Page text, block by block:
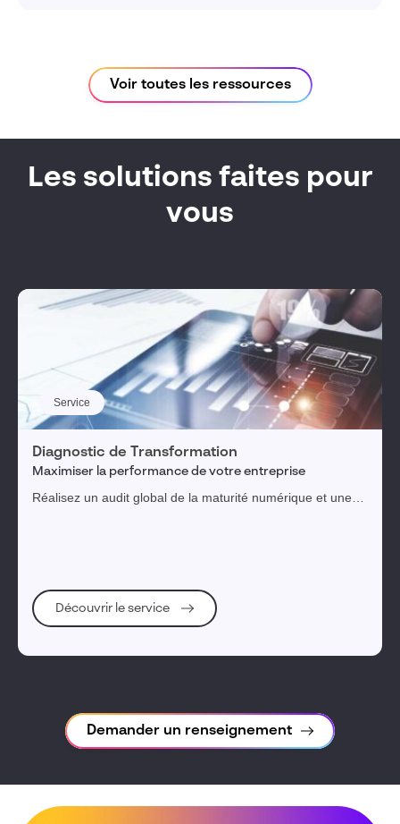
Voir toutes les ressources
Les solutions faites pour
vous
Service
Diagnostic de Transformation
Maximiser la performance de votre entreprise
Réalisez un audit global de la maturité numérique et une
Découvrir le service
Demander un renseignement